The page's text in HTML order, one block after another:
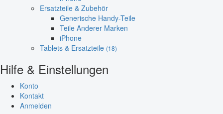
Ersatzteile & Zubehör
Generische Handy-Teile
Teile Anderer Marken
iPhone
Tablets & Ersatzteile (18)
Hilfe & Einstellungen
Konto
Kontakt
Anmelden